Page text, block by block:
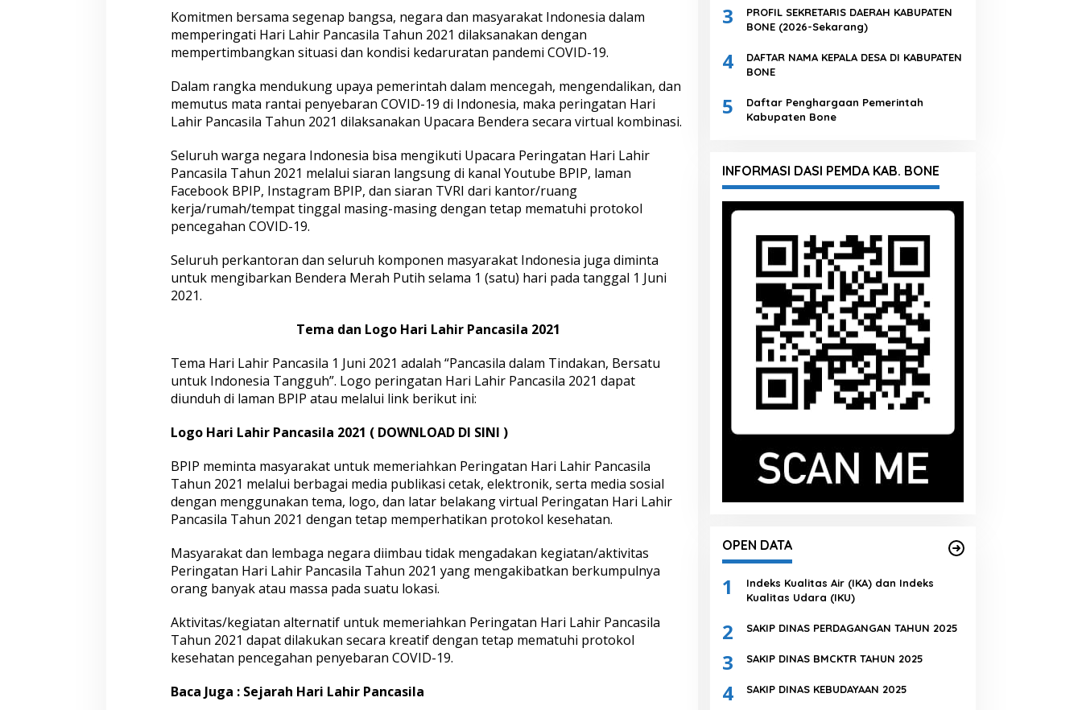
a
n
c
s
i
l
a
J
u
n
i
2
0
1
Komitmen bersama segenap bangsa, negara dan masyarakat Indonesia dalam
memperingati Hari Lahir Pancasila Tahun 2021 dilaksanakan dengan
mempertimbangkan situasi dan kondisi kedaruratan pandemi COVID-19.
Dalam rangka mendukung upaya pemerintah dalam mencegah, mengendalikan, dan
memutus mata rantai penyebaran COVID-19 di Indonesia, maka peringatan Hari
Lahir Pancasila Tahun 2021 dilaksanakan Upacara Bendera secara virtual kombinasi.
Seluruh warga negara Indonesia bisa mengikuti Upacara Peringatan Hari Lahir
Pancasila Tahun 2021 melalui siaran langsung di kanal Youtube BPIP, laman
Facebook BPIP, Instagram BPIP, dan siaran TVRI dari kantor/ruang
kerja/rumah/tempat tinggal masing-masing dengan tetap mematuhi protokol
pencegahan COVID-19.
Seluruh perkantoran dan seluruh komponen masyarakat Indonesia juga diminta
untuk mengibarkan Bendera Merah Putih selama 1 (satu) hari pada tanggal 1 Juni
2021.
Tema dan Logo Hari Lahir Pancasila 2021
Tema Hari Lahir Pancasila 1 Juni 2021 adalah “Pancasila dalam Tindakan, Bersatu
untuk Indonesia Tangguh”. Logo peringatan Hari Lahir Pancasila 2021 dapat
diunduh di laman BPIP atau melalui link berikut ini:
Logo Hari Lahir Pancasila 2021 ( DOWNLOAD DI SINI )
BPIP meminta masyarakat untuk memeriahkan Peringatan Hari Lahir Pancasila
Tahun 2021 melalui berbagai media publikasi cetak, elektronik, serta media sosial
dengan menggunakan tema, logo, dan latar belakang virtual Peringatan Hari Lahir
Pancasila Tahun 2021 dengan tetap memperhatikan protokol kesehatan.
Masyarakat dan lembaga negara diimbau tidak mengadakan kegiatan/aktivitas
Peringatan Hari Lahir Pancasila Tahun 2021 yang mengakibatkan berkumpulnya
orang banyak atau massa pada suatu lokasi.
Aktivitas/kegiatan alternatif untuk memeriahkan Peringatan Hari Lahir Pancasila
Tahun 2021 dapat dilakukan secara kreatif dengan tetap mematuhi protokol
kesehatan pencegahan penyebaran COVID-19.
Baca Juga : Sejarah Hari Lahir Pancasila
3
PROFIL SEKRETARIS DAERAH KABUPATEN
BONE (2026-Sekarang)
4
DAFTAR NAMA KEPALA DESA DI KABUPATEN
BONE
5
Daftar Penghargaan Pemerintah
Kabupaten Bone
INFORMASI DASI PEMDA KAB. BONE
OPEN DATA
1
Indeks Kualitas Air (IKA) dan Indeks
Kualitas Udara (IKU)
2 SAKIP DINAS PERDAGANGAN TAHUN 2025
3 SAKIP DINAS BMCKTR TAHUN 2025
4 SAKIP DINAS KEBUDAYAAN 2025